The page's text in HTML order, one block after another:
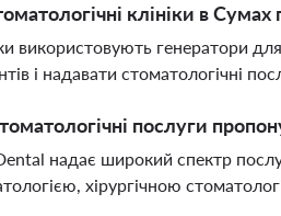
клініки в
використовують генератори
і надавати стоматологічні
послуги
надає широкий спектр
хірургічною